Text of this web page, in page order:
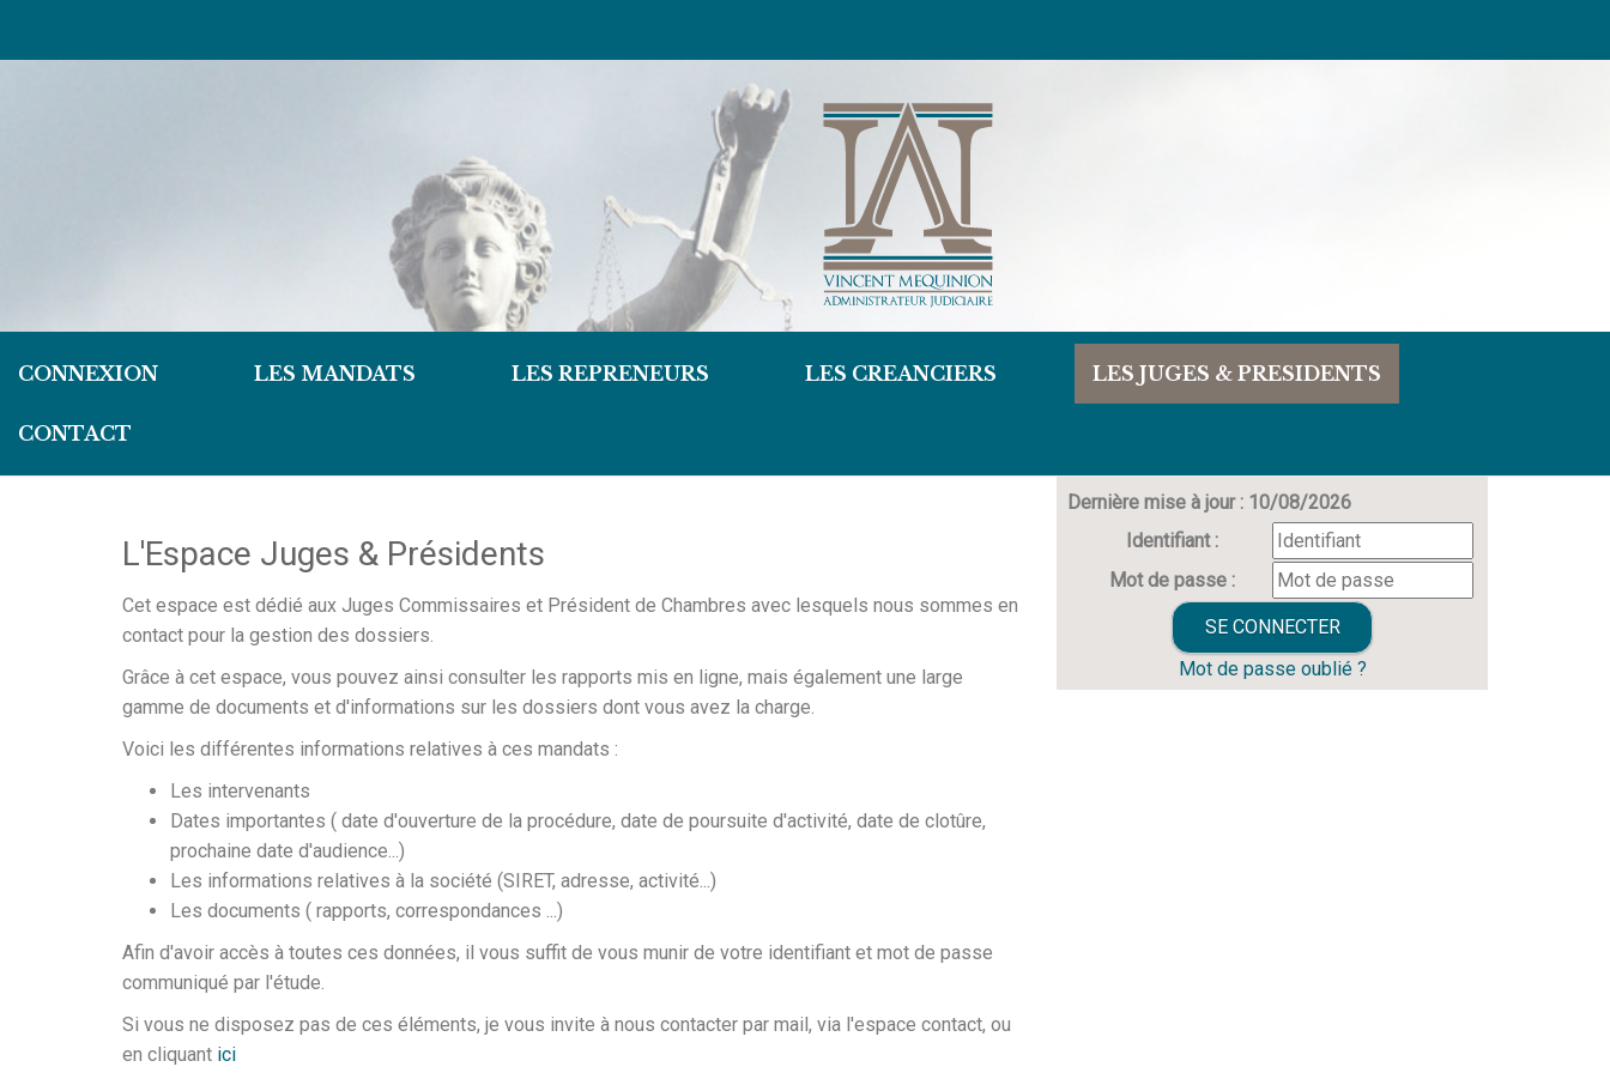
CONNEXION LES MANDATS LES REPRENEURS LES CREANCIERS LES JUGES & PRESIDENTS
CONTACT
L'Espace Juges & Présidents
Cet espace est dédié aux Juges Commissaires et Président de Chambres avec lesquels nous sommes en
contact pour la gestion des dossiers.
Grâce à cet espace, vous pouvez ainsi consulter les rapports mis en ligne, mais également une large
gamme de documents et d'informations sur les dossiers dont vous avez la charge.
Voici les différentes informations relatives à ces mandats :
Les intervenants
Dates importantes ( date d'ouverture de la procédure, date de poursuite d'activité, date de clotûre,
prochaine date d'audience...)
Les informations relatives à la société (SIRET, adresse, activité...)
Les documents ( rapports, correspondances ...)
Afin d'avoir accès à toutes ces données, il vous suffit de vous munir de votre identifiant et mot de passe
communiqué par l'étude.
Si vous ne disposez pas de ces éléments, je vous invite à nous contacter par mail, via l'espace contact, ou
en cliquant ici
Dernière mise à jour : 10/08/2026
Identifiant :
Mot de passe :
Mot de passe oublié ?